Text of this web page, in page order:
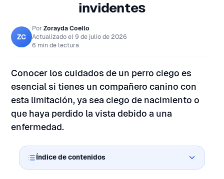
invidentes
ZC
Por Zorayda Coello
Actualizado el 9 de julio de 2026
6 min de lectura
Conocer los cuidados de un perro ciego es
esencial si tienes un compañero canino con
esta limitación, ya sea ciego de nacimiento o
que haya perdido la vista debido a una
enfermedad.
Índice de contenidos